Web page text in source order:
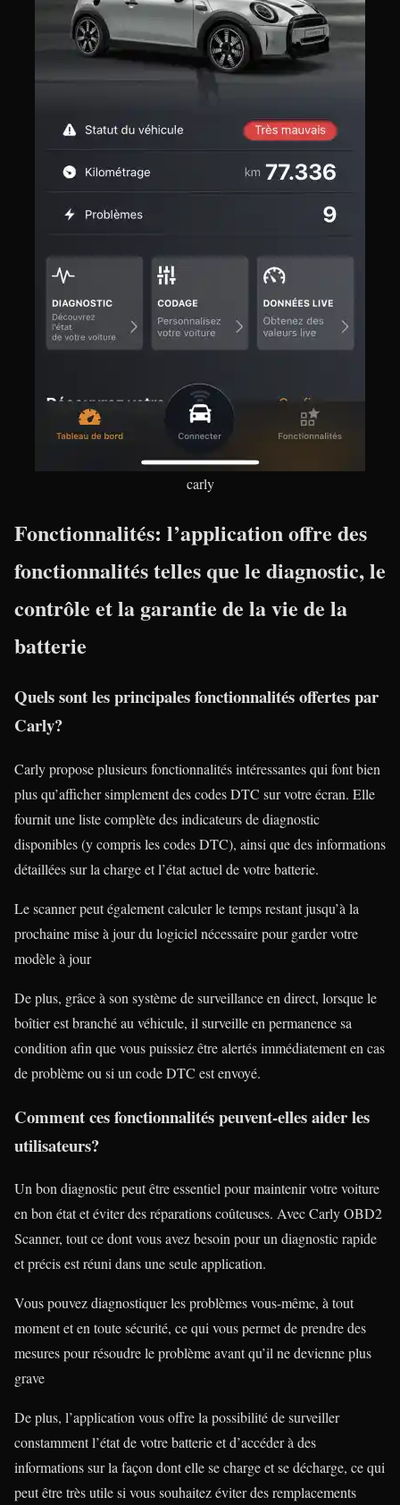
carly
Fonctionnalités: l’application offre des
fonctionnalités telles que le diagnostic, le
contrôle et la garantie de la vie de la
batterie
Quels sont les principales fonctionnalités offertes par
Carly?
Carly propose plusieurs fonctionnalités intéressantes qui font bien
plus qu’afficher simplement des codes DTC sur votre écran. Elle
fournit une liste complète des indicateurs de diagnostic
disponibles (y compris les codes DTC), ainsi que des informations
détaillées sur la charge et l’état actuel de votre batterie.
Le scanner peut également calculer le temps restant jusqu’à la
prochaine mise à jour du logiciel nécessaire pour garder votre
modèle à jour
De plus, grâce à son système de surveillance en direct, lorsque le
boîtier est branché au véhicule, il surveille en permanence sa
condition afin que vous puissiez être alertés immédiatement en cas
de problème ou si un code DTC est envoyé.
Comment ces fonctionnalités peuvent-elles aider les
utilisateurs?
Un bon diagnostic peut être essentiel pour maintenir votre voiture
en bon état et éviter des réparations coûteuses. Avec Carly OBD2
Scanner, tout ce dont vous avez besoin pour un diagnostic rapide
et précis est réuni dans une seule application.
Vous pouvez diagnostiquer les problèmes vous-même, à tout
moment et en toute sécurité, ce qui vous permet de prendre des
mesures pour résoudre le problème avant qu’il ne devienne plus
grave
De plus, l’application vous offre la possibilité de surveiller
constamment l’état de votre batterie et d’accéder à des
informations sur la façon dont elle se charge et se décharge, ce qui
peut être très utile si vous souhaitez éviter des remplacements